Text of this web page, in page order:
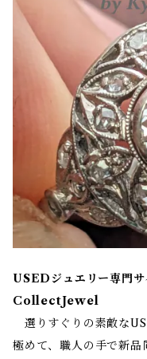
USEDジュエリー専門サ
CollectJewel
選りすぐりの素敵な
極めて、職人の手で新品